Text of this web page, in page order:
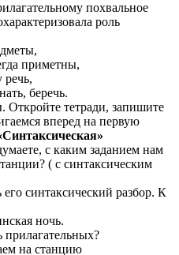
похвальное
роль
беречь.
Откройте тетради, запишите
вперед на первую
с каким заданием нам
( с синтаксическим
синтаксический разбор. К
ночь.
прилагательных?
на станцию